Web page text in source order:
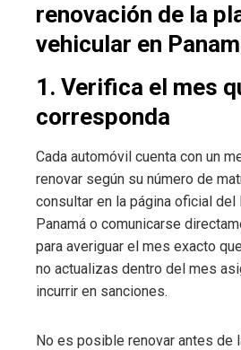
renovación de la
vehicular en
1. Verifica el mes
corresponda
Cada automóvil cuenta con un
renovar según su número de
consultar en la página oficial del
Panamá o comunicarse
para averiguar el mes exacto
no actualizas dentro del mes
incurrir en sanciones.
No es posible renovar antes de